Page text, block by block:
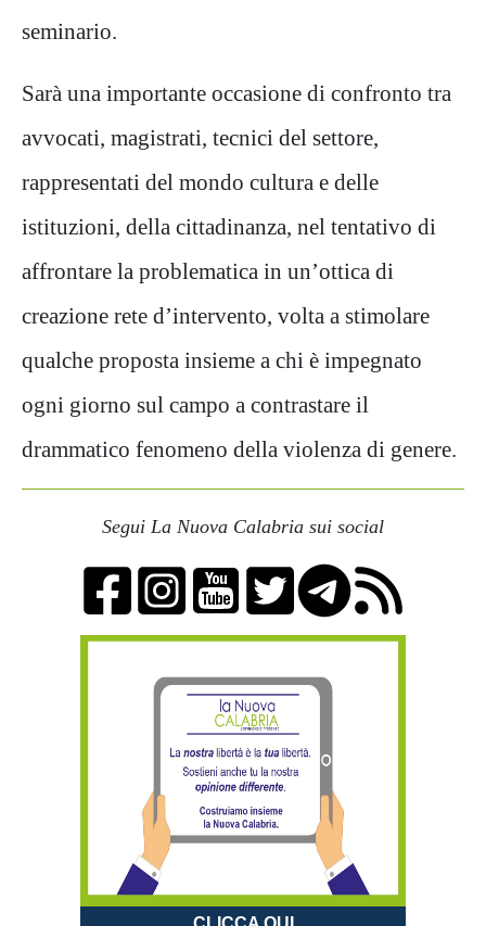
seminario.
Sarà una importante occasione di confronto tra
avvocati, magistrati, tecnici del settore,
rappresentati del mondo cultura e delle
istituzioni, della cittadinanza, nel tentativo di
affrontare la problematica in un’ottica di
creazione rete d’intervento, volta a stimolare
qualche proposta insieme a chi è impegnato
ogni giorno sul campo a contrastare il
drammatico fenomeno della violenza di genere.
Segui La Nuova Calabria sui social